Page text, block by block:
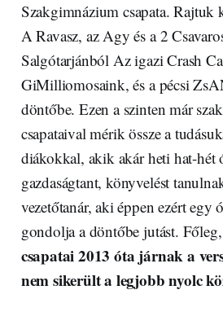
Szakgimnázium csapata. Rajtuk
A Ravasz, az Agy és a 2
Salgótarjánból Az igazi Crash
GiMilliomosaink, és a pécsi
döntőbe. Ezen a szinten már
csapataival mérik össze a
diákokkal, akik akár heti hat-hét
gazdaságtant, könyvelést
vezetőtanár, aki éppen ezért egy
gondolja a döntőbe jutást.
csapatai 2013 óta járnak a
nem sikerült a legjobb nyolc